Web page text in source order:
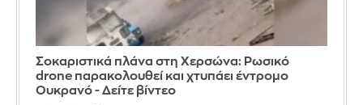
Σοκαριστικά πλάνα στη Χερσώνα: Ρωσικό
drone παρακολουθεί και χτυπάει έντρομο
Ουκρανό - Δείτε βίντεο